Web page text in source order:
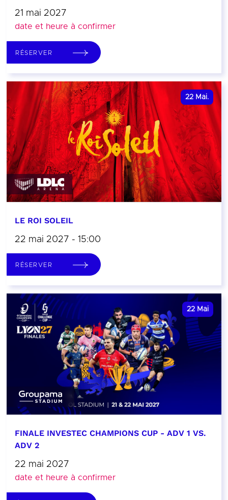
21 mai 2027
date et heure à confirmer
RÉSERVER
22 Mai.
LE ROI SOLEIL
22 mai 2027 - 15:00
RÉSERVER
22 Mai
FINALE INVESTEC CHAMPIONS CUP - ADV 1 VS.
ADV 2
22 mai 2027
date et heure à confirmer